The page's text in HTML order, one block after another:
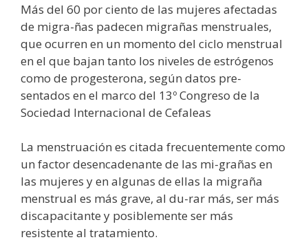
Más del 60 por ciento de las mujeres afectadas
de migra-ñas padecen migrañas menstruales,
que ocurren en un momento del ciclo menstrual
en el que bajan tanto los niveles de estrógenos
como de progesterona, según datos pre-
sentados en el marco del 13º Congreso de la
Sociedad Internacional de Cefaleas
La menstruación es citada frecuentemente como
un factor desencadenante de las mi-grañas en
las mujeres y en algunas de ellas la migraña
menstrual es más grave, al du-rar más, ser más
discapacitante y posiblemente ser más
resistente al tratamiento.